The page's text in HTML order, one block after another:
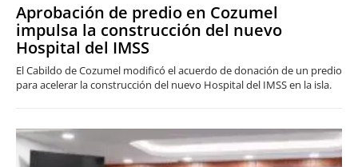
Aprobación de predio en Cozumel
impulsa la construcción del nuevo
Hospital del IMSS
El Cabildo de Cozumel modificó el acuerdo de donación de un predio
para acelerar la construcción del nuevo Hospital del IMSS en la isla.